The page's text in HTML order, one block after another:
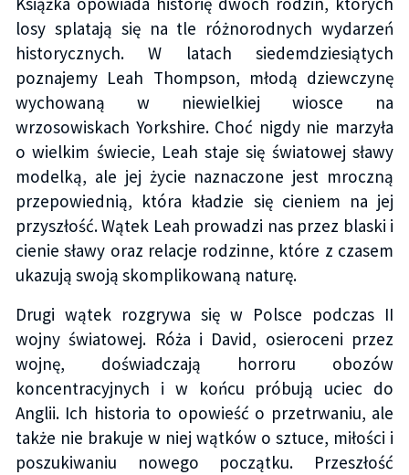
losy splatają się na tle różnorodnych wydarzeń
historycznych. W latach siedemdziesiątych
poznajemy Leah Thompson, młodą dziewczynę
wychowaną w niewielkiej wiosce na
wrzosowiskach Yorkshire. Choć nigdy nie marzyła
o wielkim świecie, Leah staje się światowej sławy
modelką, ale jej życie naznaczone jest mroczną
przepowiednią, która kładzie się cieniem na jej
przyszłość. Wątek Leah prowadzi nas przez blaski i
cienie sławy oraz relacje rodzinne, które z czasem
ukazują swoją skomplikowaną naturę.
Drugi wątek rozgrywa się w Polsce podczas II
wojny światowej. Róża i David, osieroceni przez
wojnę, doświadczają horroru obozów
koncentracyjnych i w końcu próbują uciec do
Anglii. Ich historia to opowieść o przetrwaniu, ale
także nie brakuje w niej wątków o sztuce, miłości i
poszukiwaniu nowego początku. Przeszłość